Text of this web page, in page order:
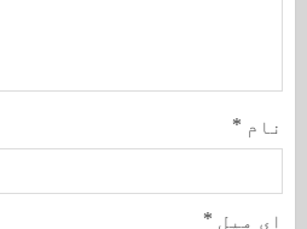
نام *
ای میل *